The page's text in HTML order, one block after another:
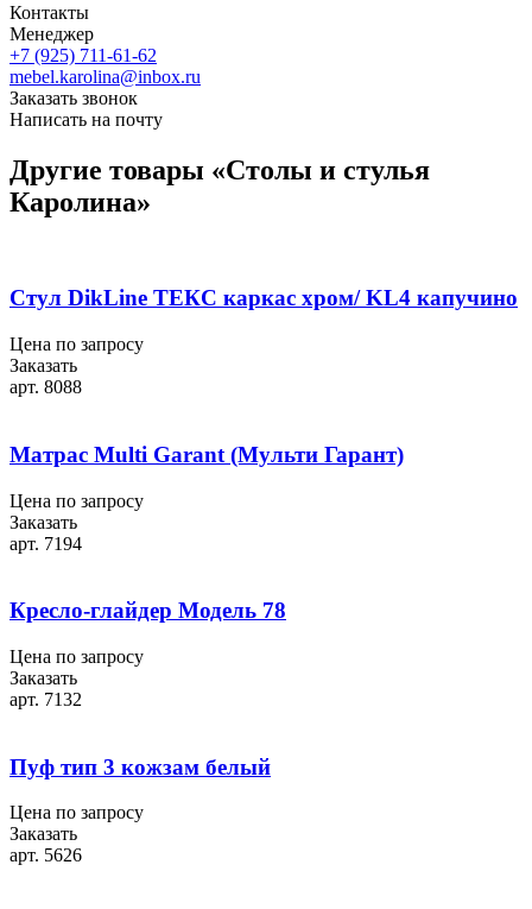
Контакты
Менеджер
+7 (925) 711-61-62
mebel.karolina@inbox.ru
Заказать звонок
Написать на почту
Другие товары «Столы и стулья
Каролина»
Стул DikLine ТЕКС каркас хром/ KL4 капучино
Цена по запросу
Заказать
арт. 8088
Матрас Multi Garant (Мульти Гарант)
Цена по запросу
Заказать
арт. 7194
Кресло-глайдер Модель 78
Цена по запросу
Заказать
арт. 7132
Пуф тип 3 кожзам белый
Цена по запросу
Заказать
арт. 5626